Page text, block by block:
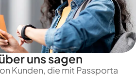
uns sagen
Kunden, die mit Passporta